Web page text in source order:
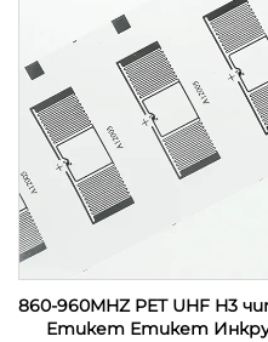
860-960MHZ PET UHF H3
Етикет Етикет